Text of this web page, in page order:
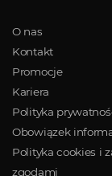
O nas
Kontakt
Promocje
Kariera
Polityka
Obowiązek
Polityka cookies i
zgodami